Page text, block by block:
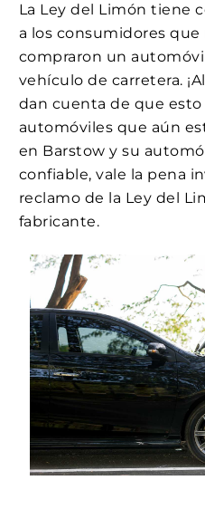
La Ley del Limón tiene
a los consumidores
compraron un
vehículo de carretera.
dan cuenta de que
automóviles que aún
en Barstow y su
confiable, vale la pena
reclamo de la Ley del
fabricante.